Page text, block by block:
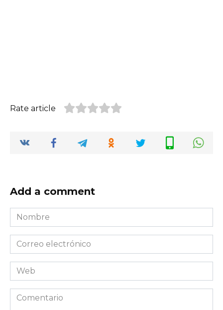
Rate article
Add a comment
Nombre
*
Correo
electrónico
*Web
Comentario